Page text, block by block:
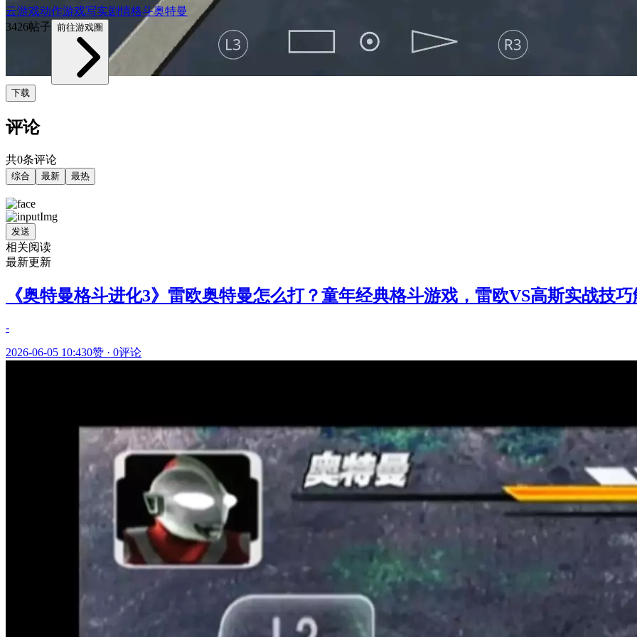
云游戏动作游戏写实剧情格斗奥特曼
3426帖子 前往游戏圈
下载
评论
共0条评论
综合 最新 最热
发送
相关阅读
最新更新
《奥特曼格斗进化3》雷欧奥特曼怎么打？童年经典格斗游戏，雷欧VS高斯实战技
-
2026-06-05 10:430赞 · 0评论